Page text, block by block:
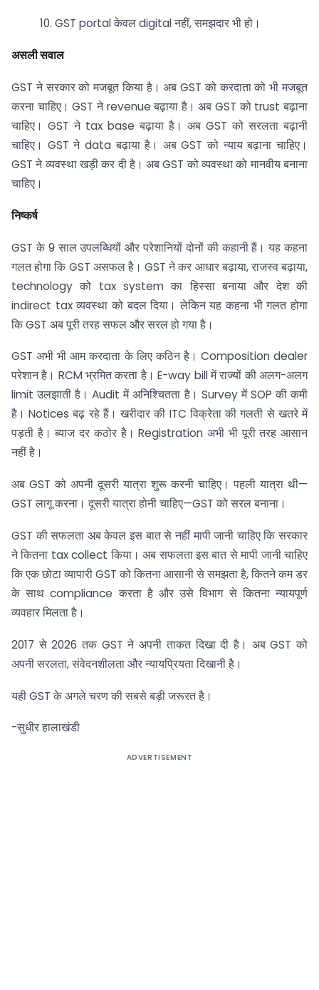
10. GST portal केवल digital नहीं, समझदार भी हो।
असली सवाल
GST ने सरकार को मजबूत किया है। अब GST को करदाता को भी मजबूत
करना चाहिए। GST ने revenue बढ़ाया है। अब GST को trust बढ़ाना
चाहिए। GST ने tax base बढ़ाया है। अब GST को सरलता बढ़ानी
चाहिए। GST ने data बढ़ाया है। अब GST को न्याय बढ़ाना चाहिए।
GST ने व्यवस्था खड़ी कर दी है। अब GST को व्यवस्था को मानवीय बनाना
चाहिए।
निष्कर्ष
GST के 9 साल उपलब्धियों और परेशानियों दोनों की कहानी हैं। यह कहना
गलत होगा कि GST असफल है। GST ने कर आधार बढ़ाया, राजस्व बढ़ाया,
technology को tax system का हिस्सा बनाया और देश की
indirect tax व्यवस्था को बदल दिया। लेकिन यह कहना भी गलत होगा
कि GST अब पूरी तरह सफल और सरल हो गया है।
GST अभी भी आम करदाता के लिए कठिन है। Composition dealer
परेशान है। RCM भ्रमित करता है। E-way bill में राज्यों की अलग-अलग
limit उलझाती है। Audit में अनिश्चितता है। Survey में SOP की कमी
है। Notices बढ़ रहे हैं। खरीदार की ITC विक्रेता की गलती से खतरे में
पड़ती है। ब्याज दर कठोर है। Registration अभी भी पूरी तरह आसान
नहीं है।
अब GST को अपनी दूसरी यात्रा शुरू करनी चाहिए। पहली यात्रा थी—
GST लागू करना। दूसरी यात्रा होनी चाहिए—GST को सरल बनाना।
GST की सफलता अब केवल इस बात से नहीं मापी जानी चाहिए कि सरकार
ने कितना tax collect किया। अब सफलता इस बात से मापी जानी चाहिए
कि एक छोटा व्यापारी GST को कितना आसानी से समझता है, कितने कम डर
के साथ compliance करता है और उसे विभाग से कितना न्यायपूर्ण
व्यवहार मिलता है।
2017 से 2026 तक GST ने अपनी ताकत दिखा दी है। अब GST को
अपनी सरलता, संवेदनशीलता और न्यायप्रियता दिखानी है।
यही GST के अगले चरण की सबसे बड़ी जरूरत है।
-सुधीर हालाखंडी
ADVERTISEMENT